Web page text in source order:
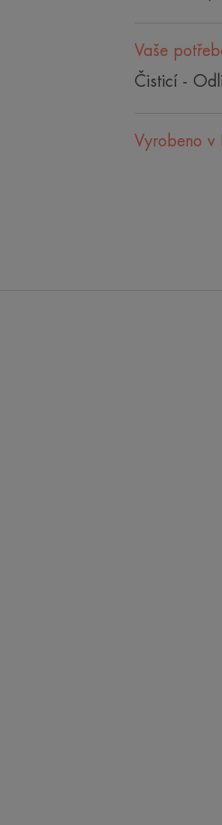
Vaše
Čisticí -
Vyrobeno v